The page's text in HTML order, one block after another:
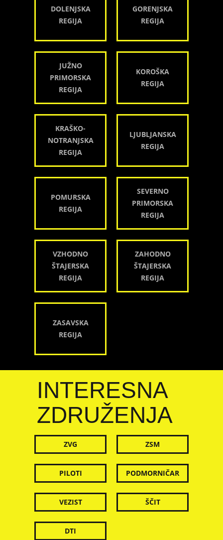
DOLENJSKA
REGIJA
GORENJSKA
REGIJA
JUŽNO
PRIMORSKA
REGIJA
KOROŠKA
REGIJA
KRAŠKO-
NOTRANJSKA
REGIJA
LJUBLJANSKA
REGIJA
POMURSKA
REGIJA
SEVERNO
PRIMORSKA
REGIJA
VZHODNO
ŠTAJERSKA
REGIJA
ZAHODNO
ŠTAJERSKA
REGIJA
ZASAVSKA
REGIJA
INTERESNA
ZDRUŽENJA
ZVG ZSM
PILOTI PODMORNIČAR
VEZIST ŠČIT
DTI